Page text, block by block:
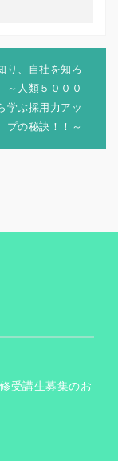
り、自社を知ろ
人類５０００
学ぶ採用力アッ
プの秘訣！！～
受講生募集のお